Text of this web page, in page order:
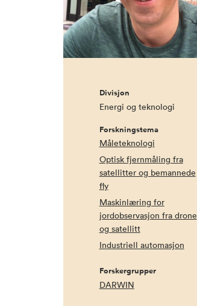
Divisjon
Energi og teknologi
Forskningstema
Måleteknologi
Optisk fjernmåling fra
satellitter og bemannede
fly
Maskinlæring for
jordobservasjon fra drone
og satellitt
Industriell automasjon
Forskergrupper
DARWIN